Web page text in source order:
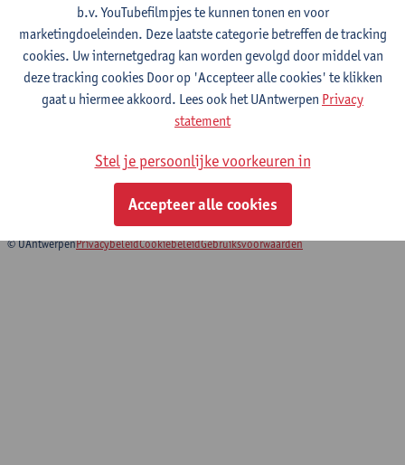
2022-2023 2021-2022 2020-2021
Master of Globalisation and Development
Master of Development Evaluation and Management
© UAntwerpenPrivacybeleidCookiebeleidGebruiksvoorwaarden
b.v. YouTubefilmpjes te kunnen tonen en voor
marketingdoeleinden. Deze laatste categorie betreffen de tracking
cookies. Uw internetgedrag kan worden gevolgd door middel van
deze tracking cookies Door op 'Accepteer alle cookies' te klikken
gaat u hiermee akkoord. Lees ook het UAntwerpen Privacy
statement
Stel je persoonlijke voorkeuren in
Accepteer alle cookies